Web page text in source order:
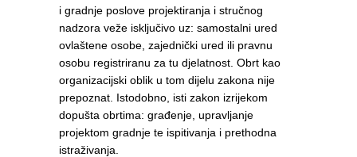
i gradnje poslove projektiranja i stručnog
nadzora veže isključivo uz: samostalni ured
ovlaštene osobe, zajednički ured ili pravnu
osobu registriranu za tu djelatnost. Obrt kao
organizacijski oblik u tom dijelu zakona nije
prepoznat. Istodobno, isti zakon izrijekom
dopušta obrtima: građenje, upravljanje
projektom gradnje te ispitivanja i prethodna
istraživanja.